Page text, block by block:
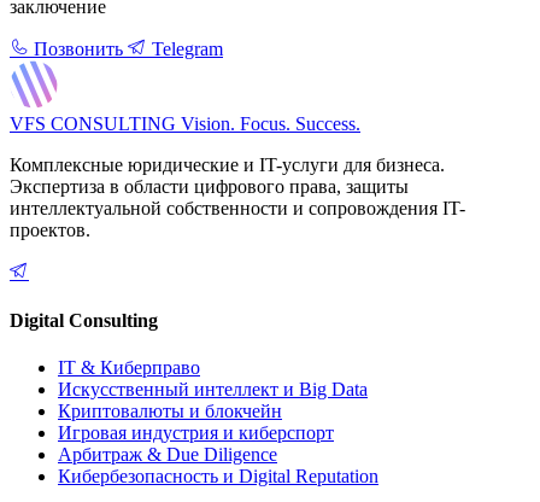
заключение
Позвонить Telegram
VFS CONSULTING Vision. Focus. Success.
Комплексные юридические и IT-услуги для бизнеса.
Экспертиза в области цифрового права, защиты
интеллектуальной собственности и сопровождения IT-
проектов.
Digital Consulting
IT & Киберправо
Искусственный интеллект и Big Data
Криптовалюты и блокчейн
Игровая индустрия и киберспорт
Арбитраж & Due Diligence
Кибербезопасность и Digital Reputation